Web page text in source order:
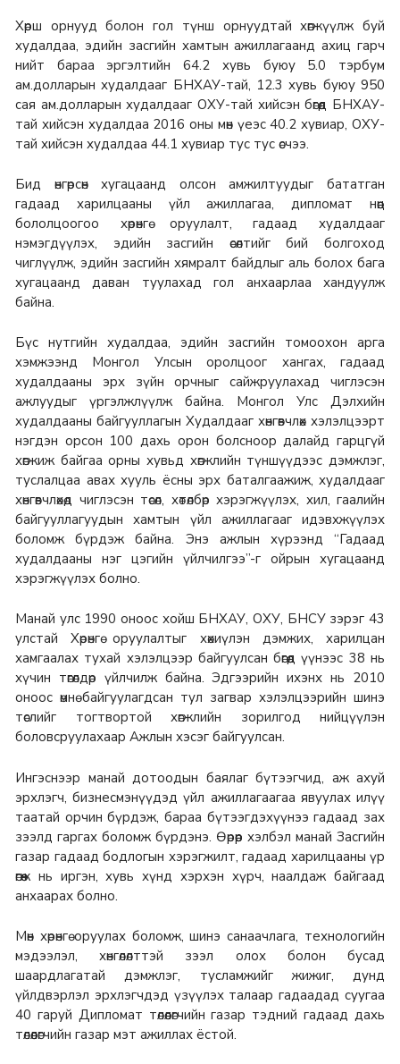
Хөрш орнууд болон гол түнш орнуудтай хөгжүүлж буй
худалдаа, эдийн засгийн хамтын ажиллагаанд ахиц гарч
нийт бараа эргэлтийн 64.2 хувь буюу 5.0 тэрбум
ам.долларын худалдааг БНХАУ-тай, 12.3 хувь буюу 950
сая ам.долларын худалдааг ОХУ-тай хийсэн бөгөөд БНХАУ-
тай хийсэн худалдаа 2016 оны мөн үеэс 40.2 хувиар, ОХУ-
тай хийсэн худалдаа 44.1 хувиар тус тус өсчээ.
Бид өнгөрсөн хугацаанд олсон амжилтуудыг бататган
гадаад харилцааны үйл ажиллагаа, дипломат нөөц
бололцоогоо хөрөнгө оруулалт, гадаад худалдааг
нэмэгдүүлэх, эдийн засгийн өсөлтийг бий болгоход
чиглүүлж, эдийн засгийн хямралт байдлыг аль болох бага
хугацаанд даван туулахад гол анхаарлаа хандуулж
байна.
Бүс нутгийн худалдаа, эдийн засгийн томоохон арга
хэмжээнд Монгол Улсын оролцоог хангах, гадаад
худалдааны эрх зүйн орчныг сайжруулахад чиглэсэн
ажлуудыг үргэлжлүүлж байна. Монгол Улс Дэлхийн
худалдааны байгууллагын Худалдааг хөнгөвчлөх хэлэлцээрт
нэгдэн орсон 100 дахь орон болсноор далайд гарцгүй
хөгжиж байгаа орны хувьд хөгжлийн түншүүдээс дэмжлэг,
туслалцаа авах хууль ёсны эрх баталгаажиж, худалдааг
хөнгөвчлөхөд чиглэсэн төсөл, хөтөлбөр хэрэгжүүлэх, хил, гаалийн
байгууллагуудын хамтын үйл ажиллагааг идэвхжүүлэх
боломж бүрдэж байна. Энэ ажлын хүрээнд “Гадаад
худалдааны нэг цэгийн үйлчилгээ”-г ойрын хугацаанд
хэрэгжүүлэх болно.
Манай улс 1990 оноос хойш БНХАУ, ОХУ, БНСУ зэрэг 43
улстай Хөрөнгө оруулалтыг хөхиүлэн дэмжих, харилцан
хамгаалах тухай хэлэлцээр байгуулсан бөгөөд үүнээс 38 нь
хүчин төгөлдөр үйлчилж байна. Эдгээрийн ихэнх нь 2010
оноос өмнө байгуулагдсан тул загвар хэлэлцээрийн шинэ
төслийг тогтвортой хөгжлийн зорилгод нийцүүлэн
боловсруулахаар Ажлын хэсэг байгуулсан.
Ингэснээр манай дотоодын баялаг бүтээгчид, аж ахуй
эрхлэгч, бизнесмэнүүдэд үйл ажиллагаагаа явуулах илүү
таатай орчин бүрдэж, бараа бүтээгдэхүүнээ гадаад зах
зээлд гаргах боломж бүрдэнэ. Өөрөөр хэлбэл манай Засгийн
газар гадаад бодлогын хэрэгжилт, гадаад харилцааны үр
өгөөж нь иргэн, хувь хүнд хэрхэн хүрч, наалдаж байгаад
анхаарах болно.
Мөн хөрөнгө оруулах боломж, шинэ санаачлага, технологийн
мэдээлэл, хөнгөлөлттэй зээл олох болон бусад
шаардлагатай дэмжлэг, тусламжийг жижиг, дунд
үйлдвэрлэл эрхлэгчдэд үзүүлэх талаар гадаадад суугаа
40 гаруй Дипломат төлөөлөгчийн газар тэдний гадаад дахь
төлөөлөгчийн газар мэт ажиллах ёстой.